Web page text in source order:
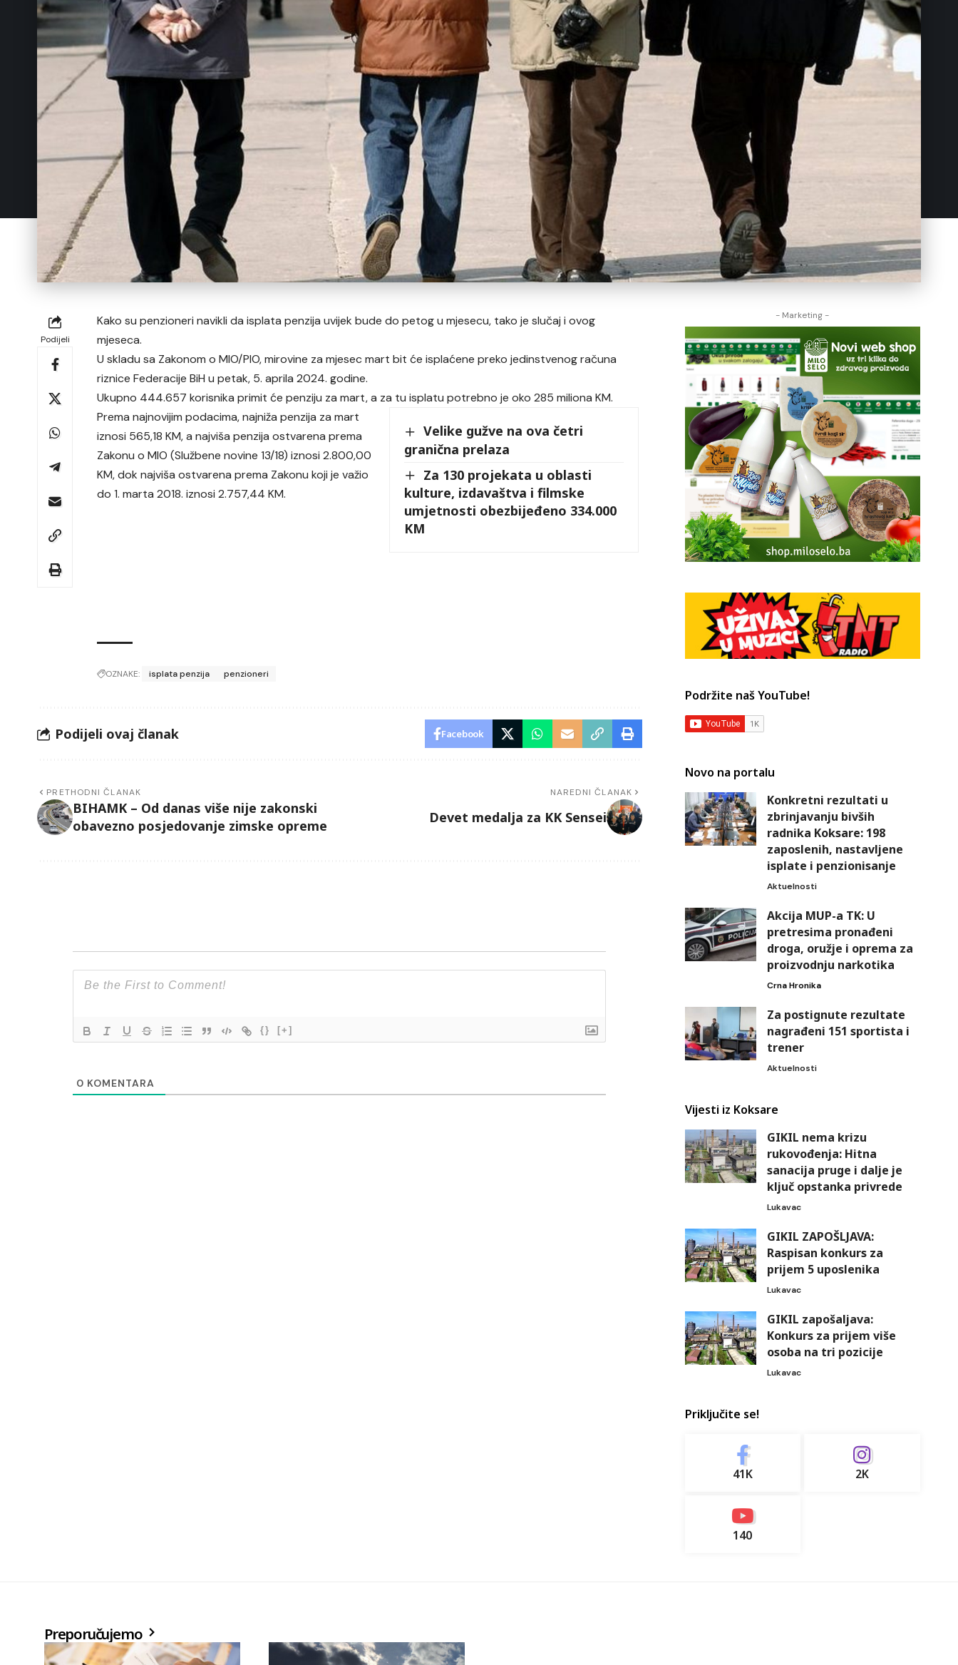
Podijeli
Kako su penzioneri navikli da isplata penzija uvijek bude do petog u mjesecu, tako je slučaj i ovog
mjeseca.
U skladu sa Zakonom o MIO/PIO, mirovine za mjesec mart bit će isplaćene preko jedinstvenog računa
riznice Federacije BiH u petak, 5. aprila 2024. godine.
Ukupno 444.657 korisnika primit će penziju za mart, a za tu isplatu potrebno je oko 285 miliona KM.
Velike gužve na ova četri
granična prelaza
Za 130 projekata u oblasti
kulture, izdavaštva i filmske
umjetnosti obezbijeđeno 334.000
KM
Prema najnovijim podacima, najniža penzija za mart
iznosi 565,18 KM, a najviša penzija ostvarena prema
Zakonu o MIO (Službene novine 13/18) iznosi 2.800,00
KM, dok najviša ostvarena prema Zakonu koji je važio
do 1. marta 2018. iznosi 2.757,44 KM.
OZNAKE: isplata penzija penzioneri
Podijeli ovaj članak Facebook
PRETHODNI ČLANAK
BIHAMK – Od danas više nije zakonski
obavezno posjedovanje zimske opreme
NAREDNI ČLANAK
Devet medalja za KK Sensei
{} [+]
0 KOMENTARA
- Marketing -
Podržite naš YouTube!
Novo na portalu
Konkretni rezultati u
zbrinjavanju bivših
radnika Koksare: 198
zaposlenih, nastavljene
isplate i penzionisanje
Aktuelnosti
Akcija MUP-a TK: U
pretresima pronađeni
droga, oružje i oprema za
proizvodnju narkotika
Crna Hronika
Za postignute rezultate
nagrađeni 151 sportista i
trener
Aktuelnosti
Vijesti iz Koksare
GIKIL nema krizu
rukovođenja: Hitna
sanacija pruge i dalje je
ključ opstanka privrede
Lukavac
GIKIL ZAPOŠLJAVA:
Raspisan konkurs za
prijem 5 uposlenika
Lukavac
GIKIL zapošaljava:
Konkurs za prijem više
osoba na tri pozicije
Lukavac
Priključite se!
41K 2K
140
Preporučujemo